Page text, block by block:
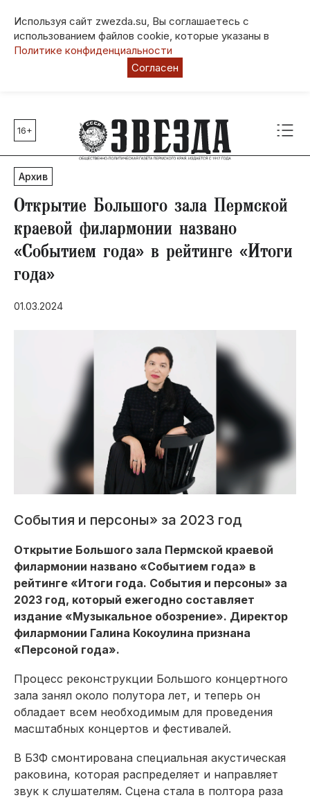
Используя сайт zwezda.su, Вы соглашаетесь с
использованием файлов cookie, которые указаны в
Политике конфиденциальности
Согласен
Главные темы
80 лет Победы
Молодежная столица РФ
СВО
Выборы в Пермском крае
Социальная поддержка
Инфраструктура
Благоустройство
16+
Архив
Открытие Большого зала Пермской
краевой филармонии названо
«Событием года» в рейтинге «Итоги
года»
01.03.2024
События и персоны» за 2023 год
Открытие Большого зала Пермской краевой
филармонии названо «Событием года» в
рейтинге «Итоги года. События и персоны» за
2023 год, который ежегодно составляет
издание «Музыкальное обозрение». Директор
филармонии Галина Кокоулина признана
«Персоной года».
Процесс реконструкции Большого концертного
зала занял около полутора лет, и теперь он
обладает всем необходимым для проведения
масштабных концертов и фестивалей.
В БЗФ смонтирована специальная акустическая
раковина, которая распределяет и направляет
звук к слушателям. Сцена стала в полтора раза